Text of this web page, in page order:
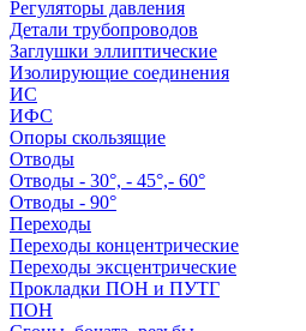
Регуляторы давления
Детали трубопроводов
Заглушки эллиптические
Изолирующие соединения
ИС
ИФС
Опоры скользящие
Отводы
Отводы - 30°, - 45°,- 60°
Отводы - 90°
Переходы
Переходы концентрические
Переходы эксцентрические
Прокладки ПОН и ПУТГ
ПОН